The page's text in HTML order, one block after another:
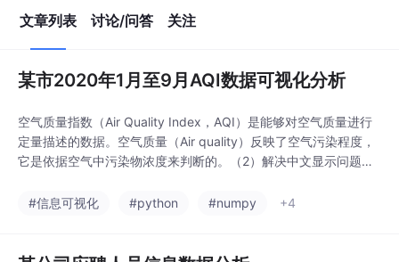
文章列表 讨论/问答 关注
某市2020年1月至9月AQI数据可视化分析
空气质量指数（Air Quality Index，AQI）是能够对空气质量进行
定量描述的数据。空气质量（Air quality）反映了空气污染程度，
它是依据空气中污染物浓度来判断的。（2）解决中文显示问题，
（1）使用pandas库读取某市2020年1月-9月AQI统计数据。某市
#信息可视化 #python #numpy +4